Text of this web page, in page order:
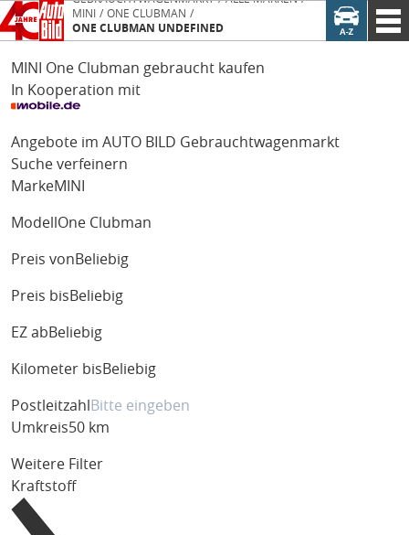
MINI
ONE CLUBMAN
ONE CLUBMAN UNDEFINED
MINI One Clubman gebraucht kaufen
In Kooperation mit
Angebote im AUTO BILD Gebrauchtwagenmarkt
Suche verfeinern
MarkeMINI
Modell One Clubman
Preis von Beliebig
Preis bis Beliebig
EZ ab Beliebig
Kilometer bis Beliebig
Postleitzahl
Umkreis50 km
Weitere Filter
Kraftstoff